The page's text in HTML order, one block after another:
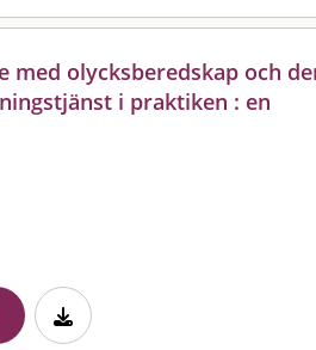
med olycksberedskap och
i praktiken : en